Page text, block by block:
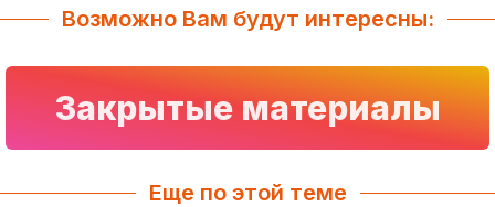
Возможно Вам будут интересны:
Закрытые материалы
Еще по этой теме